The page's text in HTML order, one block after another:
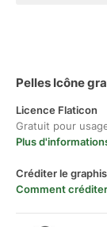
Pelles Icône
Licence Flaticon
Gratuit pour
Plus
Créditer le
Comment